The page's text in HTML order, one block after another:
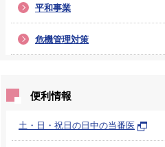
平和事業
危機管理対策
便利情報
土・日・祝日の日中の当番医